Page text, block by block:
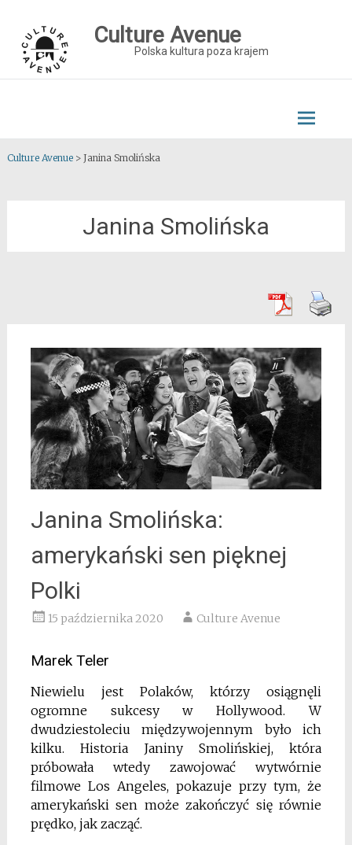
content
Culture Avenue
Polska kultura poza krajem
Culture Avenue> Janina Smolińska
Janina Smolińska
Janina Smolińska:
amerykański sen pięknej
Polki
15 października 2020 Culture Avenue
Marek Teler
Niewielu jest Polaków, którzy osiągnęli
ogromne sukcesy w Hollywood. W
dwudziestoleciu międzywojennym było ich
kilku. Historia Janiny Smolińskiej, która
próbowała wtedy zawojować wytwórnie
filmowe Los Angeles, pokazuje przy tym, że
amerykański sen może zakończyć się równie
prędko, jak zacząć.